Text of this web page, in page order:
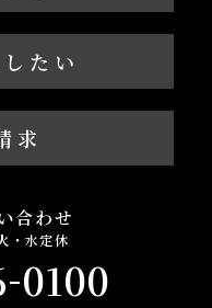
たい
求
合わせ
・水定休
-0100